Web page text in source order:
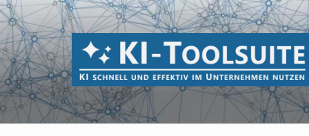
Zum
Inhalt
springen
KI-
KI schnell und effektiv im Unternehmen